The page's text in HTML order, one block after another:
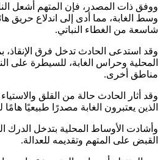
ذات المصدر، فإن المتهم أشعل النار
الغابة، مما أدى إلى اندلاع حريق
من الغطاء النباتي.
استدعى الحادث تدخل فرق الإنقاذ،
وحراس الغابة، للسيطرة على
أخرى.
أثار الحادث حالة من القلق والاستياء
يعتبرون الغابة مصدرًا طبيعيًا هامًا
الأوساط المحلية بتدخل الدرك
على المتهم وتقديمه للعدالة.